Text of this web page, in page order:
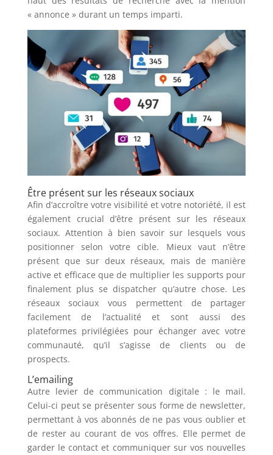
« annonce » durant un temps imparti.
Être présent sur les réseaux sociaux
Afin d’accroître votre visibilité et votre notoriété, il est
également crucial d’être présent sur les réseaux
sociaux. Attention à bien savoir sur lesquels vous
positionner selon votre cible. Mieux vaut n’être
présent que sur deux réseaux, mais de manière
active et efficace que de multiplier les supports pour
finalement plus se dispatcher qu’autre chose. Les
réseaux sociaux vous permettent de partager
facilement de l’actualité et sont aussi des
plateformes privilégiées pour échanger avec votre
communauté, qu’il s’agisse de clients ou de
prospects.
L’emailing
Autre levier de communication digitale : le mail.
Celui-ci peut se présenter sous forme de newsletter,
permettant à vos abonnés de ne pas vous oublier et
de rester au courant de vos offres. Elle permet de
garder le contact et communiquer sur vos nouvelles